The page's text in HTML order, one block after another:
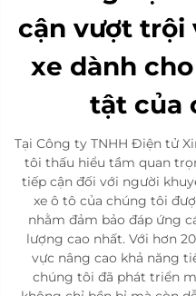
cận vượt trội
xe dành
tật của
Tại Công ty TNHH Điện tử
tôi thấu hiểu tầm quan
tiếp cận đối với người
xe ô tô của chúng tôi
nhằm đảm bảo đáp ứng
lượng cao nhất. Với hơn
vực nâng cao khả năng
chúng tôi đã phát triển